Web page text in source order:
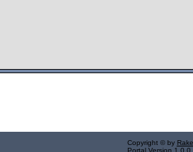
Copyright © by
Portal Version